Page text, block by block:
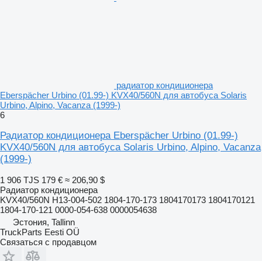
радиатор кондиционера
Eberspächer Urbino (01.99-) KVX40/560N для автобуса Solaris
Urbino, Alpino, Vacanza (1999-)
6
Радиатор кондиционера Eberspächer Urbino (01.99-)
KVX40/560N для автобуса Solaris Urbino, Alpino, Vacanza
(1999-)
1 906 TJS 179 € ≈ 206,90 $
Радиатор кондиционера
KVX40/560N H13-004-502 1804-170-173 1804170173 1804170121
1804-170-121 0000-054-638 0000054638
Эстония, Tallinn
TruckParts Eesti OÜ
Связаться с продавцом